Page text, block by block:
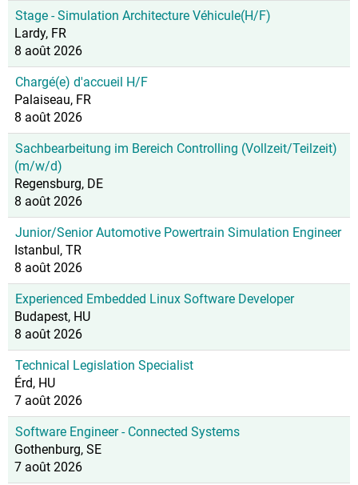
Stage - Simulation Architecture Véhicule(H/F)
Lardy, FR
8 août 2026
Chargé(e) d'accueil H/F
Palaiseau, FR
8 août 2026
Sachbearbeitung im Bereich Controlling (Vollzeit/Teilzeit)
(m/w/d)
Regensburg, DE
8 août 2026
Junior/Senior Automotive Powertrain Simulation Engineer
Istanbul, TR
8 août 2026
Experienced Embedded Linux Software Developer
Budapest, HU
8 août 2026
Technical Legislation Specialist
Érd, HU
7 août 2026
Software Engineer - Connected Systems
Gothenburg, SE
7 août 2026